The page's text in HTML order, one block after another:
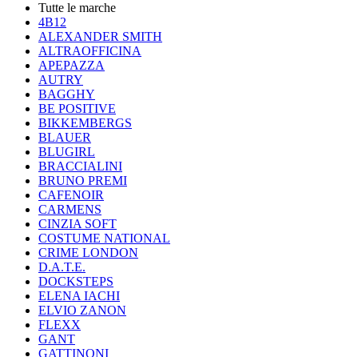
Tutte le marche
4B12
ALEXANDER SMITH
ALTRAOFFICINA
APEPAZZA
AUTRY
BAGGHY
BE POSITIVE
BIKKEMBERGS
BLAUER
BLUGIRL
BRACCIALINI
BRUNO PREMI
CAFENOIR
CARMENS
CINZIA SOFT
COSTUME NATIONAL
CRIME LONDON
D.A.T.E.
DOCKSTEPS
ELENA IACHI
ELVIO ZANON
FLEXX
GANT
GATTINONI